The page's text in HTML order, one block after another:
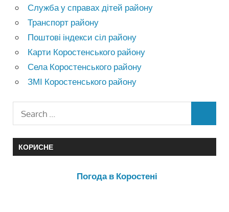
Служба у справах дітей району
Транспорт району
Поштові індекси сіл району
Карти Коростенського району
Села Коростенського району
ЗМІ Коростенського району
КОРИСНЕ
Погода в Коростені